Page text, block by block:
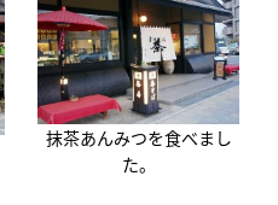
抹茶あんみつを食べまし
た。